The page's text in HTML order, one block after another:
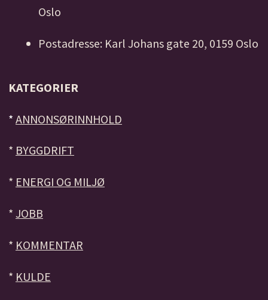
Oslo
Postadresse: Karl Johans gate 20, 0159 Oslo
KATEGORIER
* ANNONSØRINNHOLD
* BYGGDRIFT
* ENERGI OG MILJØ
* JOBB
* KOMMENTAR
* KULDE